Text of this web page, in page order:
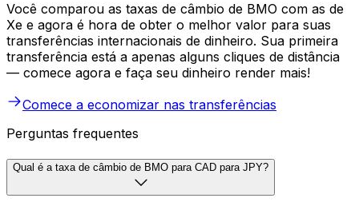
Você comparou as taxas de câmbio de BMO com as de
Xe e agora é hora de obter o melhor valor para suas
transferências internacionais de dinheiro. Sua primeira
transferência está a apenas alguns cliques de distância
— comece agora e faça seu dinheiro render mais!
Comece a economizar nas transferências
Perguntas frequentes
Qual é a taxa de câmbio de BMO para CAD para JPY?